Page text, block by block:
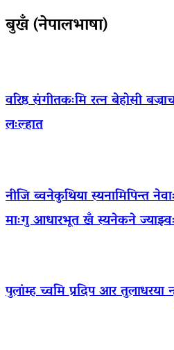
बुखँ (नेपालभाषा)
वरिष्ठ संगीतकःमि रत्न बेहोसी
लःल्हात
नीजि ब्वनेकुथिया स्यनामिपिन्त
माःगु आधारभूत खँ स्यनेकने ज्याझ्वः
पुलांम्ह च्वमि प्रदिप आर